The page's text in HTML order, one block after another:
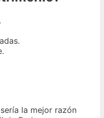
la mejor razón